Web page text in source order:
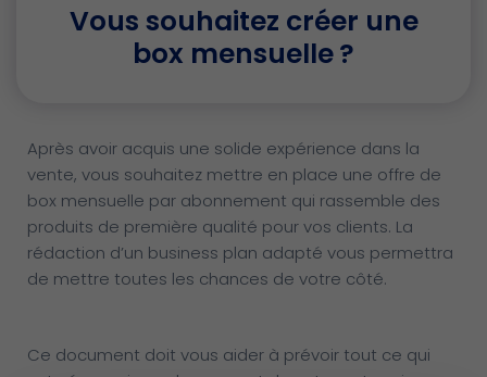
Vous souhaitez créer une
box mensuelle ?
Après avoir acquis une solide expérience dans la
vente, vous souhaitez mettre en place une offre de
box mensuelle par abonnement qui rassemble des
produits de première qualité pour vos clients. La
rédaction d’un business plan adapté vous permettra
de mettre toutes les chances de votre côté.
Ce document doit vous aider à prévoir tout ce qui